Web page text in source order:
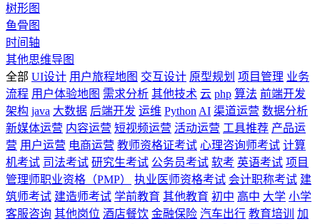
树形图
鱼骨图
时间轴
其他思维导图
全部 UI设计 用户旅程地图 交互设计 原型规划 项目管理 业务
流程 用户体验地图 需求分析 其他技术 云 php 算法 前端开发
架构 java 大数据 后端开发 运维 Python AI 渠道运营 数据分析
新媒体运营 内容运营 短视频运营 活动运营 工具推荐 产品运
营 用户运营 电商运营 教师资格证考试 心理咨询师考试 计算
机考试 司法考试 研究生考试 公务员考试 软考 英语考试 项目
管理师职业资格（PMP）
执业医师资格考试 会计职称考试 建
筑师考试 建造师考试 学前教育 其他教育 初中 高中 大学 小学
客服咨询 其他岗位 酒店餐饮 金融保险 汽车出行 教育培训
加